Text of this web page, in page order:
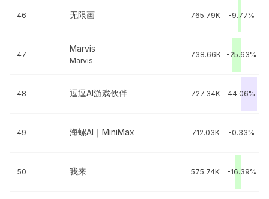
46 无限画 765.79K -9.77%
47
Marvis
Marvis
738.66K -25.63%
48 逗逗AI游戏伙伴 727.34K 44.06%
49 海螺AI｜MiniMax 712.03K -0.33%
50 我来 575.74K -16.39%